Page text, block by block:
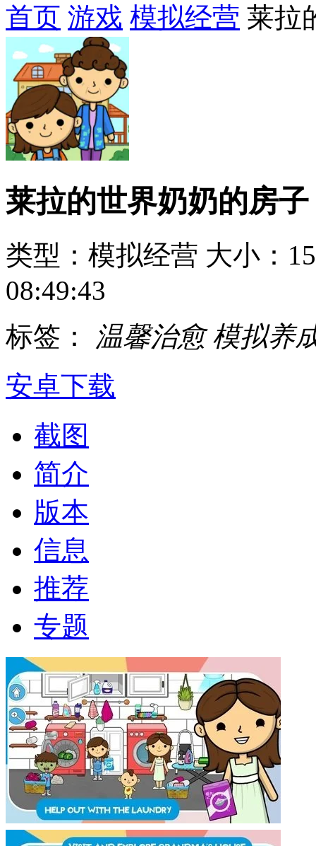
首页 游戏 模拟经营 莱拉
莱拉的世界奶奶的房子
类型：模拟经营 大小：
08:49:43
标签： 温馨治愈 模拟养
安卓下载
截图
简介
版本
信息
推荐
专题